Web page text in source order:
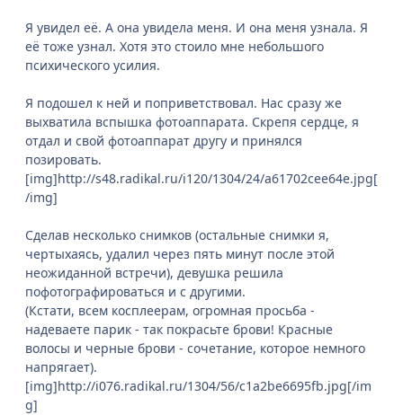
Я увидел её. А она увидела меня. И она меня узнала. Я
её тоже узнал. Хотя это стоило мне небольшого
психического усилия.
Я подошел к ней и поприветствовал. Нас сразу же
выхватила вспышка фотоаппарата. Скрепя сердце, я
отдал и свой фотоаппарат другу и принялся
позировать.
[img]http://s48.radikal.ru/i120/1304/24/a61702cee64e.jpg[
/img]
Сделав несколько снимков (остальные снимки я,
чертыхаясь, удалил через пять минут после этой
неожиданной встречи), девушка решила
пофотографироваться и с другими.
(Кстати, всем косплеерам, огромная просьба -
надеваете парик - так покрасьте брови! Красные
волосы и черные брови - сочетание, которое немного
напрягает).
[img]http://i076.radikal.ru/1304/56/c1a2be6695fb.jpg[/im
g]